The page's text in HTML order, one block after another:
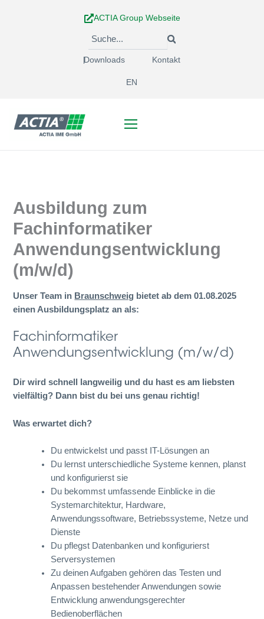
ACTIA Group Webseite
Downloads Kontakt
EN
Ausbildung zum
Fachinformatiker
Anwendungsentwicklung
(m/w/d)
Unser Team in Braunschweig bietet ab dem 01.08.2025
einen Ausbildungsplatz an als:
Fachinformatiker
Anwendungsentwicklung (m/w/d)
Dir wird schnell langweilig und du hast es am liebsten
vielfältig? Dann bist du bei uns genau richtig!
Was erwartet dich?
Du entwickelst und passt IT-Lösungen an
Du lernst unterschiedliche Systeme kennen, planst
und konfigurierst sie
Du bekommst umfassende Einblicke in die
Systemarchitektur, Hardware,
Anwendungssoftware, Betriebssysteme, Netze und
Dienste
Du pflegst Datenbanken und konfigurierst
Serversystemen
Zu deinen Aufgaben gehören das Testen und
Anpassen bestehender Anwendungen sowie
Entwicklung anwendungsgerechter
Bedienoberflächen